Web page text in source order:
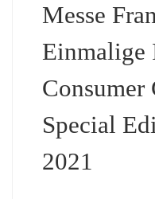
Messe
Einmalige
Consumer
Special
2021